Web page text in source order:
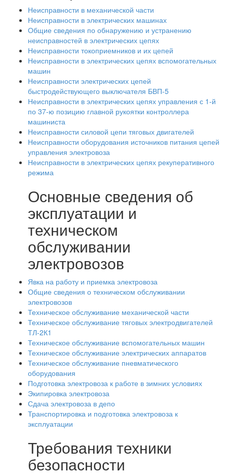
Неисправности в механической части
Неисправности в электрических машинах
Общие сведения по обнаружению и устранению
неисправностей в электрических цепях
Неисправности токоприемников и их цепей
Неисправности в электрических цепях вспомогательных
машин
Неисправности электрических цепей
быстродействующего выключателя БВП-5
Неисправности в электрических цепях управления с 1-й
по 37-ю позицию главной рукоятки контроллера
машиниста
Неисправности силовой цепи тяговых двигателей
Неисправности оборудования источников питания цепей
управления электровоза
Неисправности в электрических цепях рекуперативного
режима
Основные сведения об
эксплуатации и
техническом
обслуживании
электровозов
Явка на работу и приемка электровоза
Общие сведения о техническом обслуживании
электровозов
Техническое обслуживание механической части
Техническое обслуживание тяговых электродвигателей
ТЛ-2К1
Техническое обслуживание вспомогательных машин
Техническое обслуживание электрических аппаратов
Техническое обслуживание пневматического
оборудования
Подготовка электровоза к работе в зимних условиях
Экипировка электровоза
Сдача электровоза в депо
Транспортировка и подготовка электровоза к
эксплуатации
Требования техники
безопасности